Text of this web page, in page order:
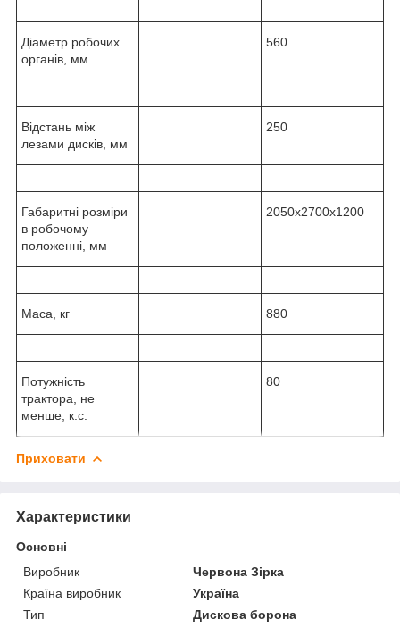
Діаметр робочих
органів, мм
560
Відстань між
лезами дисків, мм
250
Габаритні розміри
в робочому
положенні, мм
2050х2700х1200
Маса, кг 880
Потужність
трактора, не
менше, к.с.
80
Приховати
Характеристики
Основні
Виробник
Червона Зірка
Країна виробник
Україна
Тип
Дискова борона